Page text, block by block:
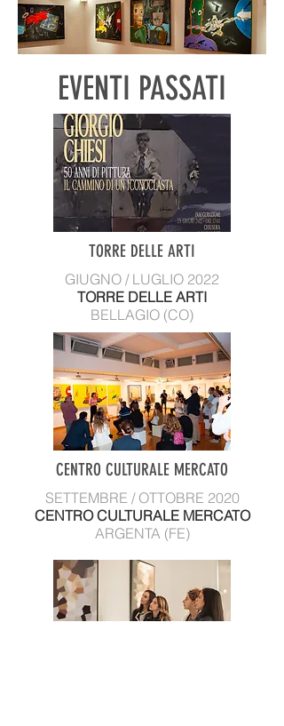
EVENTI PASSATI
TORRE DELLE ARTI
GIUGNO / LUGLIO 2022
TORRE DELLE ARTI
BELLAGIO (CO)
CENTRO CULTURALE MERCATO
SETTEMBRE / OTTOBRE 2020
CENTRO CULTURALE MERCATO
ARGENTA (FE)